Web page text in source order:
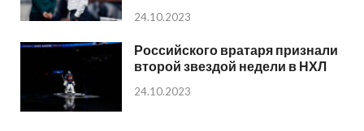
24.10.2023
Российского вратаря признали
второй звездой недели в НХЛ
24.10.2023